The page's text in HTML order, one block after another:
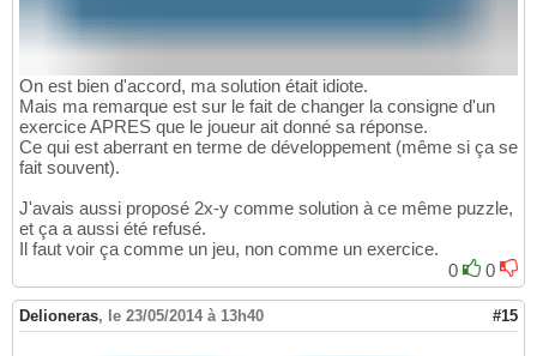
On est bien d'accord, ma solution était idiote.
Mais ma remarque est sur le fait de changer la consigne d'un
exercice APRES que le joueur ait donné sa réponse.
Ce qui est aberrant en terme de développement (même si ça se
fait souvent).
J'avais aussi proposé 2x-y comme solution à ce même puzzle,
et ça a aussi été refusé.
Il faut voir ça comme un jeu, non comme un exercice.
0
0
Delioneras, le 23/05/2014 à 13h40 #15